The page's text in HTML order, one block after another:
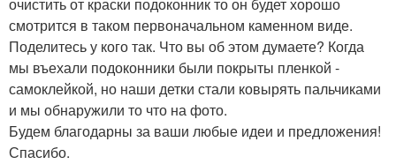
очистить от краски подоконник то он будет хорошо
смотрится в таком первоначальном каменном виде.
Поделитесь у кого так. Что вы об этом думаете? Когда
мы въехали подоконники были покрыты пленкой -
самоклейкой, но наши детки стали ковырять пальчиками
и мы обнаружили то что на фото.
Будем благодарны за ваши любые идеи и предложения!
Спасибо.